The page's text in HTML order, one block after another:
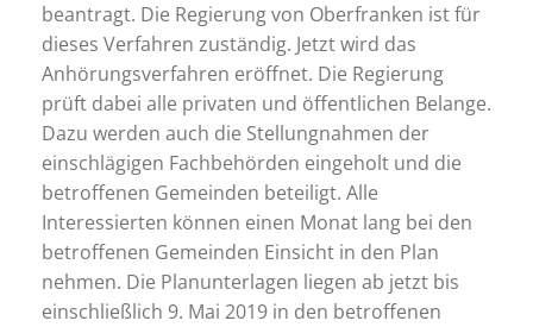
beantragt. Die Regierung von Oberfranken ist für
dieses Verfahren zuständig. Jetzt wird das
Anhörungsverfahren eröffnet. Die Regierung
prüft dabei alle privaten und öffentlichen Belange.
Dazu werden auch die Stellungnahmen der
einschlägigen Fachbehörden eingeholt und die
betroffenen Gemeinden beteiligt. Alle
Interessierten können einen Monat lang bei den
betroffenen Gemeinden Einsicht in den Plan
nehmen. Die Planunterlagen liegen ab jetzt bis
einschließlich 9. Mai 2019 in den betroffenen